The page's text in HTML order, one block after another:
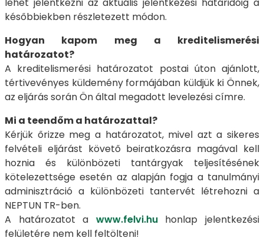
későbbiekben részletezett módon.
Hogyan kapom meg a kreditelismerési
határozatot?
A kreditelismerési határozatot postai úton ajánlott,
tértivevényes küldemény formájában küldjük ki Önnek,
az eljárás során Ön által megadott levelezési címre.
Mi a teendőm a határozattal?
Kérjük őrizze meg a határozatot, mivel azt a sikeres
felvételi eljárást követő beiratkozásra magával kell
hoznia és különbözeti tantárgyak teljesítésének
kötelezettsége esetén az alapján fogja a tanulmányi
adminisztráció a különbözeti tantervét létrehozni a
NEPTUN TR-ben.
A határozatot a www.felvi.huhonlap jelentkezési
felületére nem kell feltölteni!